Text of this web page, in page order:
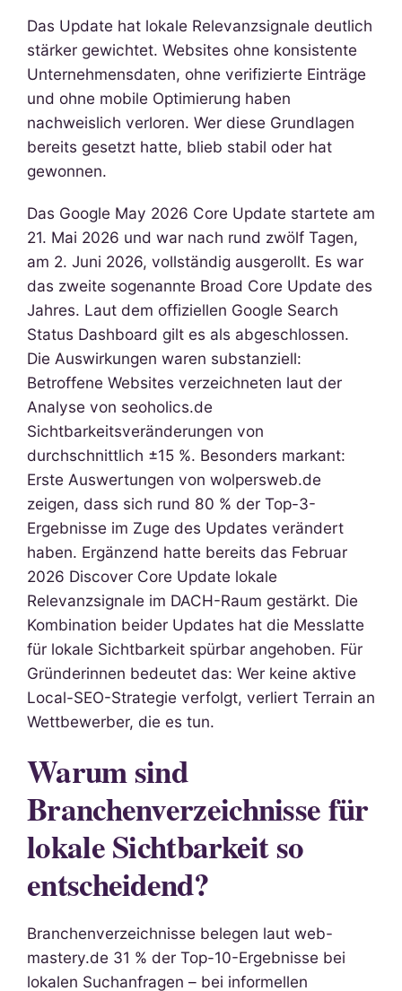
Das Update hat lokale Relevanzsignale deutlich
stärker gewichtet. Websites ohne konsistente
Unternehmensdaten, ohne verifizierte Einträge
und ohne mobile Optimierung haben
nachweislich verloren. Wer diese Grundlagen
bereits gesetzt hatte, blieb stabil oder hat
gewonnen.
Das Google May 2026 Core Update startete am
21. Mai 2026 und war nach rund zwölf Tagen,
am 2. Juni 2026, vollständig ausgerollt. Es war
das zweite sogenannte Broad Core Update des
Jahres. Laut dem offiziellen Google Search
Status Dashboard gilt es als abgeschlossen.
Die Auswirkungen waren substanziell:
Betroffene Websites verzeichneten laut der
Analyse von seoholics.de
Sichtbarkeitsveränderungen von
durchschnittlich ±15 %. Besonders markant:
Erste Auswertungen von wolpersweb.de
zeigen, dass sich rund 80 % der Top-3-
Ergebnisse im Zuge des Updates verändert
haben. Ergänzend hatte bereits das Februar
2026 Discover Core Update lokale
Relevanzsignale im DACH-Raum gestärkt. Die
Kombination beider Updates hat die Messlatte
für lokale Sichtbarkeit spürbar angehoben. Für
Gründerinnen bedeutet das: Wer keine aktive
Local-SEO-Strategie verfolgt, verliert Terrain an
Wettbewerber, die es tun.
Warum sind
Branchenverzeichnisse für
lokale Sichtbarkeit so
entscheidend?
Branchenverzeichnisse belegen laut web-
mastery.de 31 % der Top-10-Ergebnisse bei
lokalen Suchanfragen – bei informellen